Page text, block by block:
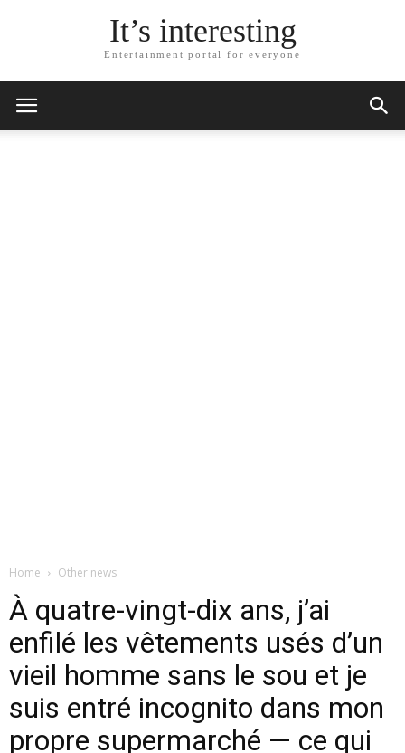
It’s interesting
Entertainment portal for everyone
Home Other news
À quatre-vingt-dix ans, j’ai
enfilé les vêtements usés d’un
vieil homme sans le sou et je
suis entré incognito dans mon
propre supermarché — ce qui